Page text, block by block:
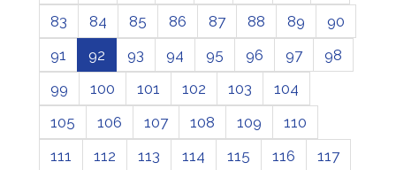
83
84 85 86 87 88 89
90
91
92 93 94 95 96 97
98
99
100 101 102 103
104
105
106 107 108 109
110
111
112 113 114 115 116
117